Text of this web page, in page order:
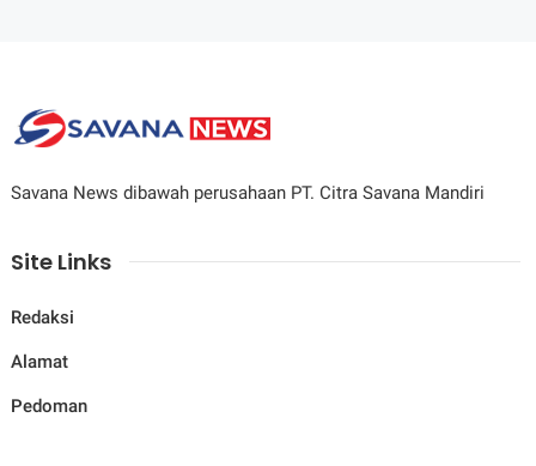
Savana News dibawah perusahaan PT. Citra Savana Mandiri
Site Links
Redaksi
Alamat
Pedoman